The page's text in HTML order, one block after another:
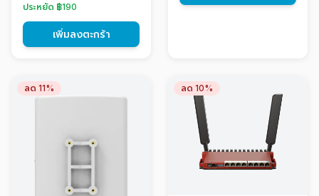
ประหยัด ฿190
เพิ่มลงตะกร้า
ลด 11% ลด 10%